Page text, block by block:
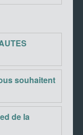
souhaitent
de la